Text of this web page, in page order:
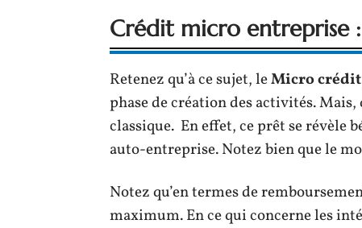
Crédit micro entreprise
Retenez qu’à ce sujet, leMicro
phase de création des activités.
classique. En effet, ce prêt se révèle
auto-entreprise. Notez bien que le
Notez qu’en termes de
maximum. En ce qui concerne les